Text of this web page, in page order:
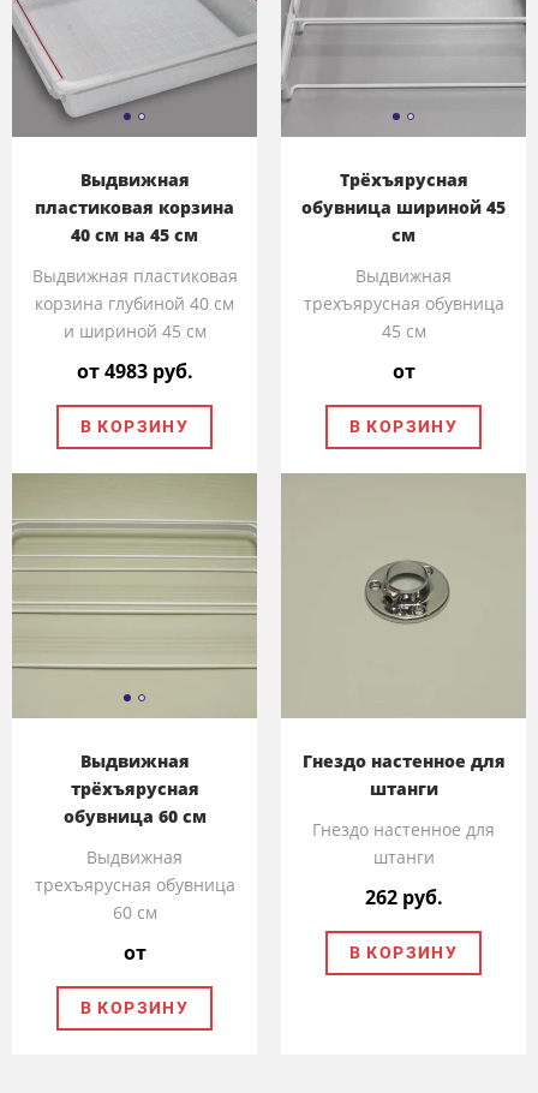
Выдвижная
пластиковая корзина
40 см на 45 см
Выдвижная пластиковая
корзина глубиной 40 см
и шириной 45 см
от 4983 руб.
В КОРЗИНУ
Трёхъярусная
обувница шириной 45
см
Выдвижная
трехъярусная обувница
45 см
от
В КОРЗИНУ
Выдвижная
трёхъярусная
обувница 60 см
Выдвижная
трехъярусная обувница
60 см
от
В КОРЗИНУ
Гнездо настенное для
штанги
Гнездо настенное для
штанги
262 руб.
В КОРЗИНУ